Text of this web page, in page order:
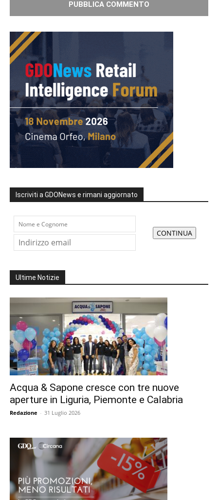
Iscriviti a GDONews e rimani aggiornato
Ultime Notizie
Acqua & Sapone cresce con tre nuove
aperture in Liguria, Piemonte e Calabria
Redazione - 31 Luglio 2026